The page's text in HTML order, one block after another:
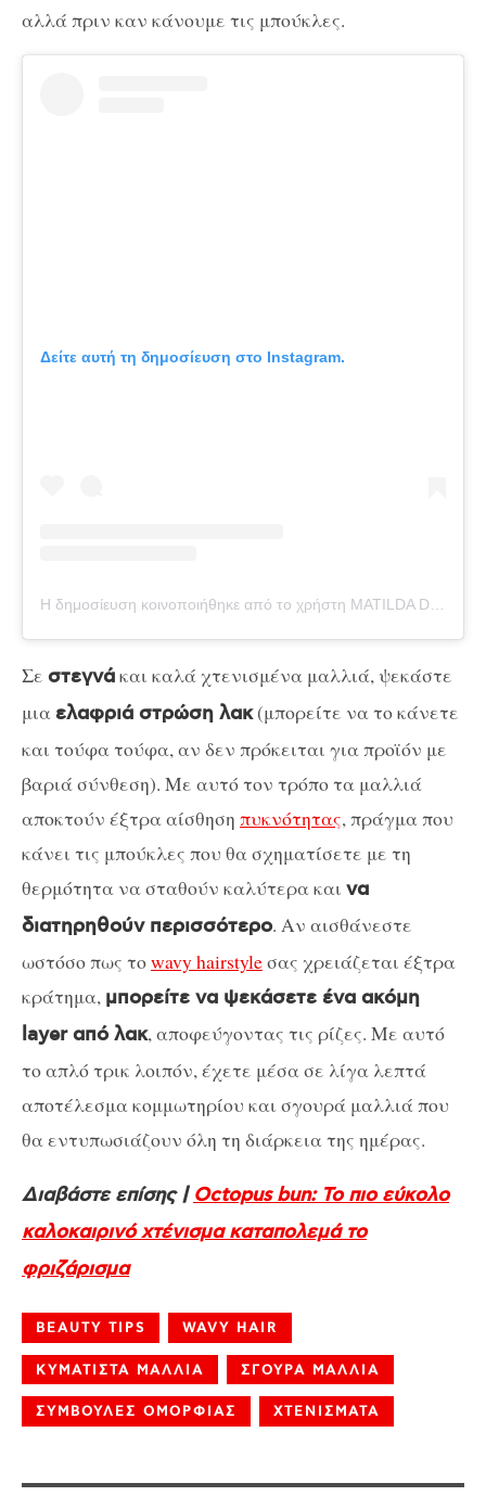
αλλά πριν καν κάνουμε τις μπούκλες.
Δείτε αυτή τη δημοσίευση στο Instagram.
Σε στεγνάκαι καλά χτενισμένα μαλλιά, ψεκάστε
μια ελαφριά στρώση λακ(μπορείτε να το κάνετε
και τούφα τούφα, αν δεν πρόκειται για προϊόν με
βαριά σύνθεση). Με αυτό τον τρόπο τα μαλλιά
αποκτούν έξτρα αίσθηση πυκνότητας, πράγμα που
κάνει τις μπούκλες που θα σχηματίσετε με τη
θερμότητα να σταθούν καλύτερα και να
διατηρηθούν περισσότερο. Αν αισθάνεστε
ωστόσο πως τοwavy hairstyleσας χρειάζεται έξτρα
κράτημα, μπορείτε να ψεκάσετε ένα ακόμη
layer από λακ, αποφεύγοντας τις ρίζες. Με αυτό
το απλό τρικ λοιπόν, έχετε μέσα σε λίγα λεπτά
αποτέλεσμα κομμωτηρίου και σγουρά μαλλιά που
θα εντυπωσιάζουν όλη τη διάρκεια της ημέρας.
Διαβάστε επίσης | Octopus bun: Το πιο εύκολο
καλοκαιρινό χτένισμα καταπολεμά το
φριζάρισμα
BEAUTY TIPS WAVY HAIR
ΚΥΜΑΤΙΣΤΑ ΜΑΛΛΙΑ ΣΓΟΥΡΑ ΜΑΛΛΙΑ
ΣΥΜΒΟΥΛΕΣ ΟΜΟΡΦΙΑΣ ΧΤΕΝΙΣΜΑΤΑ